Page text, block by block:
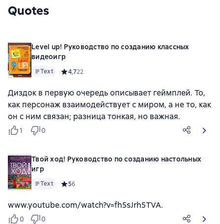
Quotes
Level up! Руководство по созданию классных
видеоигр
Text Средний рейтинг 4,7 на основе 22 оценок
4,722
Диздок в первую очередь описывает геймплей. То,
как персонаж взаимодействует с миром, а не то, как
он с ним связан; разница тонкая, но важная.
1 0
Твой ход! Руководство по созданию настольных
игр
Text Средний рейтинг 5 на основе 6 оценок
56
www.youtube.com/watch?v=fh5sJrh5TVA.
0 0